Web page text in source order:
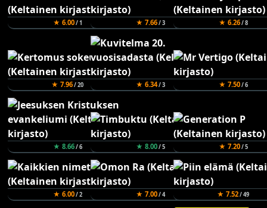
★ 6.00/ 1 ★ 7.66/ 3 ★ 6.26/ 8
★ 7.96/ 20 ★ 6.34/ 3 ★ 7.50/ 6
★ 8.66/ 6 ★ 8.00/ 5 ★ 7.20/ 5
★ 6.00/ 2 ★ 7.00/ 4 ★ 7.52/ 49